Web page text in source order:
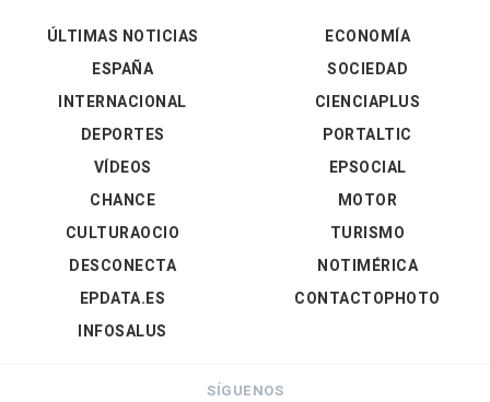
ÚLTIMAS NOTICIAS
ESPAÑA
INTERNACIONAL
DEPORTES
VÍDEOS
ECONOMÍA
SOCIEDAD
CIENCIAPLUS
PORTALTIC
EPSOCIAL
CHANCE
CULTURAOCIO
DESCONECTA
EPDATA.ES
INFOSALUS
MOTOR
TURISMO
NOTIMÉRICA
CONTACTOPHOTO
SÍGUENOS